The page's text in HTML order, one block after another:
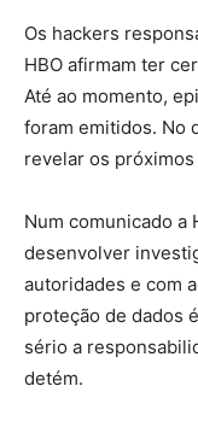
Os hackers
HBO afirmam ter
Até ao momento,
foram emitidos. No
revelar os
Num comunicado a
desenvolver
autoridades e com
proteção de dados
sério a
detém.